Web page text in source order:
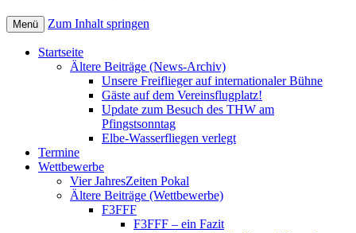
Menü Zum Inhalt springen
Startseite
Ältere Beiträge (News-Archiv)
Unsere Freiflieger auf internationaler Bühne
Gäste auf dem Vereinsflugplatz!
Update zum Besuch des THW am
Pfingstsonntag
Elbe-Wasserfliegen verlegt
Termine
Wettbewerbe
Vier JahresZeiten Pokal
Ältere Beiträge (Wettbewerbe)
F3FFF
F3FFF – ein Fazit